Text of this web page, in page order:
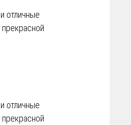
отличные
отличные